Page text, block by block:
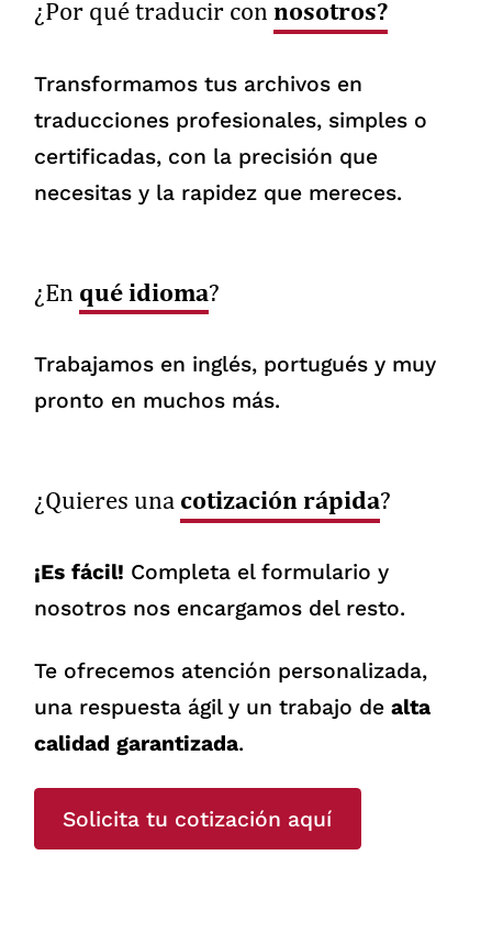
¿Por qué traducir connosotros?
Transformamos tus archivos en
traducciones profesionales, simples o
certificadas, con la precisión que
necesitas y la rapidez que mereces.
¿En qué idioma?
Trabajamos en inglés, portugués y muy
pronto en muchos más.
¿Quieres una cotización rápida?
¡Es fácil! Completa el formulario y
nosotros nos encargamos del resto.
Te ofrecemos atención personalizada,
una respuesta ágil y un trabajo dealta
calidad garantizada.
Solicita tu cotización aquí